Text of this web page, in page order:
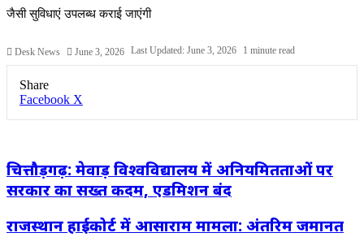
जैसी सुविधाएं उपलब्ध कराई जाएंगी
Desk News June 3, 2026 Last Updated: June 3, 2026 1 minute read
Share
Facebook X
चित्तौड़गढ़: मेवाड़ विश्वविद्यालय में अनियमितताओं पर
सरकार का सख्त कदम, एडमिशन बंद
राजस्थान हाईकोर्ट में आसाराम मामला: अंतरिम जमानत